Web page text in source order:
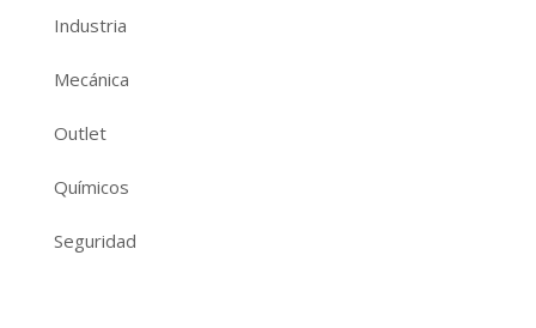
Industria
Mecánica
Outlet
Químicos
Seguridad